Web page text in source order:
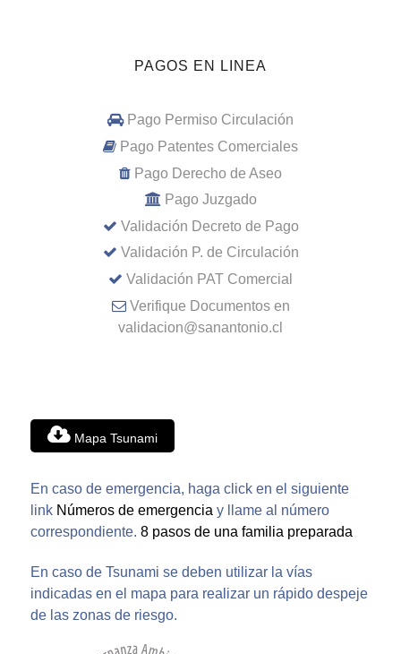
PAGOS EN LINEA
Pago Permiso Circulación
Pago Patentes Comerciales
Pago Derecho de Aseo
Pago Juzgado
Validación Decreto de Pago
Validación P. de Circulación
Validación PAT Comercial
Verifique Documentos en
validacion@sanantonio.cl
Mapa Tsunami
En caso de emergencia, haga click en el siguiente
link Números de emergencia y llame al número
correspondiente. 8 pasos de una familia preparada
En caso de Tsunami se deben utilizar la vías
indicadas en el mapa para realizar un rápido despeje
de las zonas de riesgo.